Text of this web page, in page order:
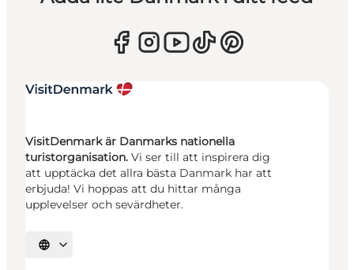
VisitDenmark är Danmarks nationella
turistorganisation. Vi ser till att inspirera dig
att upptäcka det allra bästa Danmark har att
erbjuda! Vi hoppas att du hittar många
upplevelser och sevärdheter.
Välj språk